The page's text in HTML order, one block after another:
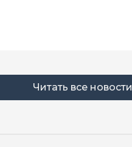
Читать все новости